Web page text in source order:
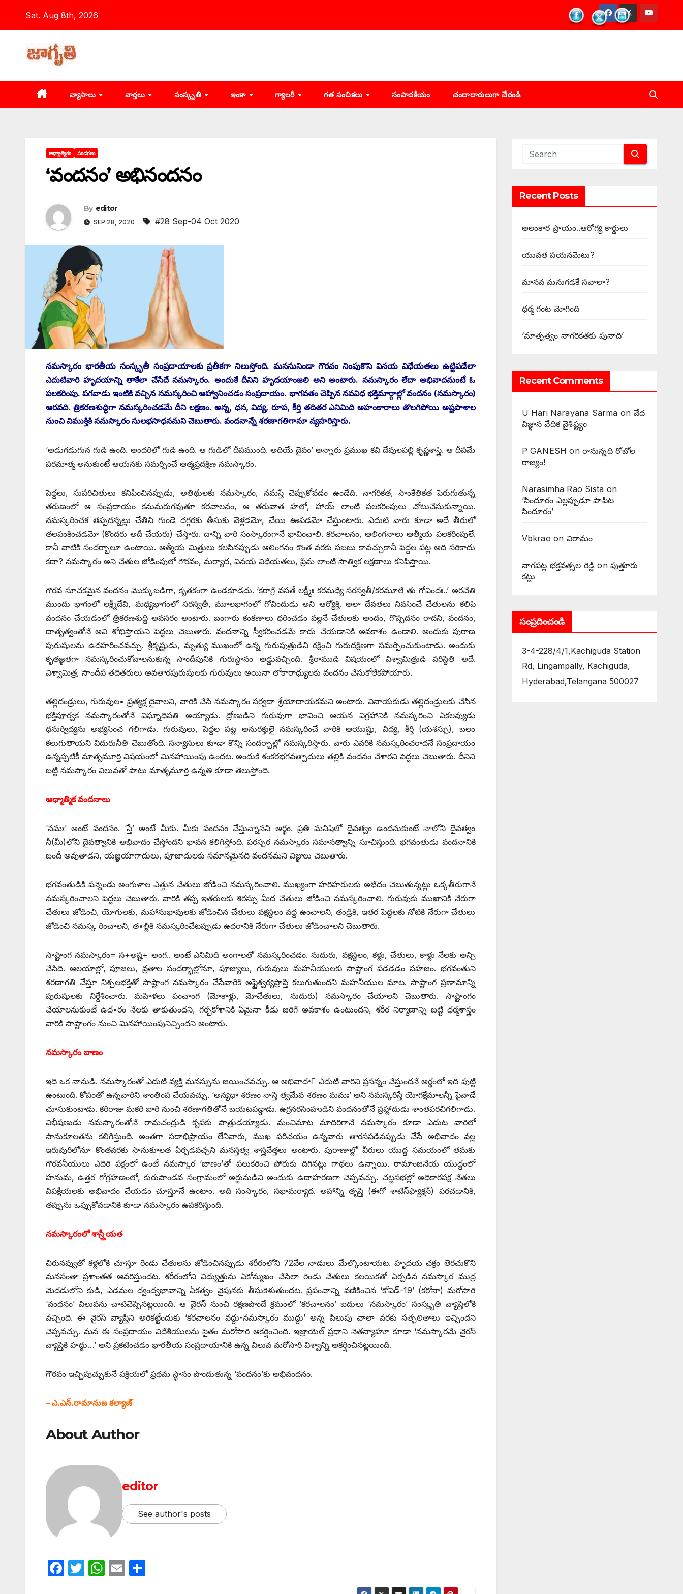
Sat. Aug 8th, 2026
వ్యాసాలు వార్తలు సంస్కృతి ఇంకా గ్యాలరీ గత సంచికలు సంపాదకీయం చందాదారులుగా చేరండి
ఆధ్యాత్మికం పండగలు
‘‌వందనం’ అభినందనం
By editor
SEP 28, 2020 #28 Sep-04 Oct 2020
నమస్కారం భారతీయ సంస్కృతీ సంప్రదాయాలకు ప్రతీకగా నిలుస్తోంది. మనసునిండా గౌరవం నింపుకొని వినయ విధేయతలు ఉట్టిపడేలా
ఎదుటివారి హృదయాన్ని తాకేలా చేసేదే నమస్కారం. అందుకే దీనిని హృదయాంజలి అని అంటారు. నమస్కారం లేదా అభివాదమంటే ఓ
పలకరింపు. పగవాడు ఇంటికి వచ్చిన నమస్కరించి ఆహ్వానించడం సంప్రదాయం. భాగవతం చెప్పిన నవవిధ భక్తిమార్గాల్లో వందనం (నమస్కారం)
ఆరవది. త్రికరణశుద్ధిగా నమస్కరించడమే దీని లక్షణం. అన్న, ధన, విద్య, రూప, కీర్తి తదితర ఎనిమిది అహంకారాలు తొలగిపోయి అష్టపాశాల
నుంచి విముక్తికి నమస్కారం సులభసాధనమని చెబుతారు. వందనాన్నే శరణాగతిగానూ వ్యహరిస్తారు.
‘అడుగడుగున గుడి ఉంది. అందరిలో గుడి ఉంది. ఆ గుడిలో దీపముంది. అదియే దైవం’ అన్నారు ప్రముఖ కవి దేవులపల్లి కృష్ణశాస్త్రి. ఆ దీపమే
పరమాత్మ అనుకుంటే ఆయనకు సమర్పించే ఆత్మప్రదక్షిణ నమస్కారం.
పెద్దలు, సుపరిచితులు కనిపించినప్పుడు, అతిథులకు నమస్కారం, నమస్తే చెప్పుకోవడం ఉండేది. నాగరికత, సాంకేతికత పెరుగుతున్న
తరుణంలో ఆ సంప్రదాయం కనుమరుగవుతూ కరచాలనం, ఆ తరువాత హలో, హాయ్‌ ‌లాంటి పలకరింపులు చోటుచేసుకున్నాయి.
నమస్కరించక తప్పదన్నట్లు చేతిని గుండె దగ్గరకు తీసుకు వెళ్లడమో, చేయి ఊపడమో చేస్తుంటారు. ఎదుటి వారు కూడా అదే తీరులో
తలపంకించడమో (కొందరు అదీ చేయరు) చేస్తారు. దాన్ని వారి సంస్కారంగానే భావించాలి. కరచాలనం, ఆలింగనాలు ఆత్మీయ పలకరింపులే.
కానీ వాటికి సందర్భాలూ ఉంటాయి. ఆత్మీయ మిత్రులు కలసినప్పుడు ఆలింగనం కొంత వరకు సబబు కావచ్చుకానీ పెద్దల పట్ల అది సరికాదు
కదా? నమస్కారం అని చేతుల జోడింపులో గౌరవం, మర్యాద, వినయ విధేయతలు, ప్రేమ లాంటి సాత్విక లక్షణాలు కనిపిస్తాయి.
గౌరవ సూచకమైన వందనం మొక్కుబడిగా, కృతకంగా ఉండకూడదు. ‘కరాగ్రే వసతే లక్ష్మీః కరమధ్యే సరస్వతీ/కరమూలే తు గోవిందః..’ అరచేతి
ముందు భాగంలో లక్ష్మీదేవి, మధ్యభాగంలో సరస్వతీ, మూలభాగంలో గోవిందుడు అని ఆర్యోక్తి. అలా దేవతలు నివసించే చేతులను కలిపి
వందనం చేయడంలో త్రికరణశుద్ధి అవసరం అంటారు. బంగారు కంకణాలు ధరించడం వల్లనే చేతులకు అందం, గొప్పదనం రాదని, వందనం,
దాతృత్వంతోనే అవి శోభిస్తాయని పెద్దలు చెబుతారు. వందనాన్ని స్వీకరించడమే కాదు చేయడానికి అవకాశం ఉండాలి. అందుకు పురాణ
పురుషులను ఉదహరించవచ్చు. శ్రీకృష్ణుడు, మృత్యు ముఖంలో ఉన్న గురుపుత్రుడిని రక్షించి గురుదక్షిణగా సమర్పించుకుంటాడు. అందుకు
కృతజ్ఞతగా నమస్కరించుకోవాలనుకున్న సాందీపునికి గురుస్థానం అడ్డువచ్చింది. శ్రీరాముడి విషయంలో విశ్వామిత్రుడి పరిస్థితి అదే.
విశ్వామిత్ర, సాందీప తదితరులు అవతారపురుషులకు గురువులు అయినా లోకారాధ్యులకు వందనం చేసుకోలేకపోయారు.
తల్లిదండ్రులు, గురువుల• ప్రత్యక్ష దైవాలని, వారికి చేసే నమస్కారం సర్వదా శ్రేయోదాయకమని అంటారు. వినాయకుడు తల్లిదండ్రులకు చేసిన
భక్తిపూర్వక నమస్కారంతోనే విఘ్నాధిపతి అయ్యాడు. ద్రోణుడిని గురువుగా భావించి ఆయన విగ్రహానికి నమస్కరించి ఏకలవ్యుడు
ధనుర్విద్యను అభ్యసించ గలిగాడు. గురువులు, పెద్దల పట్ల అనురక్తులై నమస్కరించే వారికి ఆయుష్షు, విద్య, కీర్తి (యశస్సు), బలం
కలుగుతాయని విదురునీతి చెబుతోంది. సన్యాసులు కూడా కొన్ని సందర్భాల్లో నమస్కరిస్తారు. వారు ఎవరికి నమస్కరించరాదనే సంప్రదాయం
ఉన్నప్పటికీ మాతృమూర్తి విషయంలో మినహాయింపు ఉందట. అందుకే శంకరభగవత్పాదులు తల్లికి వందనం చేశారని పెద్దలు చెబుతారు. దీనిని
బట్టి నమస్కారం విలువతో పాటు మాతృమూర్తి ఉన్నతి కూడా తెలుస్తోంది.
ఆధ్మాత్మిక వందనాలు
‘నమః’ అంటే వందనం. ‘స్తే’ అంటే మీకు. మీకు వందనం చేస్తున్నానని అర్థం. ప్రతి మనిషిలో దైవత్వం ఉందనుకుంటే నాలోని దైవత్వం
నీ(మీ)లోని దైవత్వానికి అభివాదం చేస్తోందని భావన కలిగిస్తోంది. పరస్పర నమస్కారం సమానత్వాన్ని సూచిస్తుంది. భగవంతుడు వందనానికి
బందీ అవుతాడని, యజ్ఞయాగాదులు, పూజాదులకు సమానమైనది వందనమని విజ్ఞులు చెబుతారు.
భగవంతుడికి పన్నెండు అంగుళాల ఎత్తున చేతులు జోడించి నమస్కరించాలి. ముఖ్యంగా హరిహరులకు అభేదం చెబుతున్నట్లు ఒక్కతీరుగానే
నమస్కరించాలని పెద్దలు చెబుతారు. వారికి తప్ప ఇతరులకు శిరస్సు మీద చేతులు జోడించి నమస్కరించాలి. గురువుకు ముఖానికి నేరుగా
చేతులు జోడించి, యోగులకు, మహానుభావులకు జోడించిన చేతులు వక్షస్థలం వద్ద ఉంచాలని, తండ్రికి, ఇతర పెద్దలకు నోటికి నేరుగా చేతులు
జోడించి నమస్క రించాలని, త•ల్లికి నమస్కరించేటప్పుడు ఉదరానికి నేరుగా చేతులు జోడించాలని చెబుతారు.
సాష్టాంగ నమస్కారం= స+అష్ట+ అంగ.. అంటే ఎనిమిది అంగాలతో నమస్కరించడం. నుదురు, వక్షస్థలం, కళ్లు, చేతులు, కాళ్లు నేలకు అన్చి
చేసేది. ఆలయాల్లో, పూజలు, వ్రతాల సందర్భాల్లోనూ, పూజ్యులు, గురువులు మహనీయులకు సాష్టాంగ పడడడం సహజం. భగవంతుని
శరణాగతి చేస్తూ నిశ్చలభక్తితో సాష్టాంగ నమస్కారం చేసేవారికి అష్టైశ్వర్యప్రాప్తి కలుగుతుందని మహనీయుల మాట. సాష్టాంగ ప్రణామాన్ని
పురుషులకు నిర్దేశించారు. మహిళలు పంచాంగ (మోకాళ్లు, మోచేతులు, నుదురు) నమస్కారం చేయాలని చెబుతారు. సాష్టాంగం
చేయాలనుకుంటే ఉద•రం నేలకు తాకుతుందని, గర్భకోశానికి ఏమైనా కీడు జరిగే అవకాశం ఉంటుందని, శరీర నిర్మాణాన్ని బట్టి ధర్మశాస్త్రం
వారికి సాష్టాంగం నుంచి మినహాయింపునిచ్చిందని అంటారు.
నమస్కారం బాణం
ఇది ఒక నానుడి. నమస్కారంతో ఎదుటి వ్యక్తి మనస్సును జయించవచ్చు. ఆ అభివాద•ం ఎదుటి వారిని ప్రసన్నం చేస్తుందనే అర్థంలో ఇది పుట్టి
ఉంటుంది. కోపంతో ఉన్నవారిని శాంతింప చేయవచ్చు. ‘అన్యధా శరణం నాస్తి త్వమేవ శరణం మమః’ అని నమస్కరిస్తే యోగక్షేమాలన్నీ పైవాడే
చూసుకుంటాడు. కరిరాజు మకరి బారి నుంచి శరణాగతితోనే బయటపడ్డాడు. ఉగ్రనరసింహుడిని వందనంతోనే ప్రహ్లాదుడు శాంతపరచిగలిగాడు.
విభీషణుడు నమస్కారంతోనే రామచంద్రుడి కృపకు పాత్రుడయ్యాడు. మంచిమాట మాదిరిగానే నమస్కారం కూడా ఎదుట వారిలో
సానుకూలతను కలిగిస్తుంది. అంతగా సదాభిప్రాయం లేనివారు, ముఖ పరిచయం ఉన్నవారు తారసపడినప్పుడు చేసే అభివాదం వల్ల
ఇరువురిలోనూ కొంతవరకు సానుకూలత ఏర్పడవచ్చని మనస్తత్వ శాస్త్రవేత్తలు అంటారు. పురాణాల్లో వీరులు యుద్ధ సమయంలో తమకు
గౌరవనీయులు ఎదిరి పక్షంలో ఉంటే నమస్కార ‘బాణం’తో పలుకరించి పోరుకు దిగినట్లు గాథలు ఉన్నాయి. రామాంజనేయ యుద్ధంలో
హనుమ, ఉత్తర గోగ్రహణంలో, కురుపాండవ సంగ్రామంలో అర్జునుడిని అందుకు ఉదాహరణగా చెప్పవచ్చు. చట్టసభల్లో అధికారపక్ష నేతలు
విపక్షీయలకు అభివాదం చేయడం చూస్తూనే ఉంటాం. అది సంస్కారం, సభామర్యాద. అహాన్ని తృప్తి (ఈగో శాటిస్‌ఫ్యాక్షన్‌) ‌పరచడానికి,
తప్పును ఒప్పుకోవడానికి కూడా నమస్కారం ఉపకరిస్తుంది.
నమస్కారంలో శాస్ర్తీయత
చిరునవ్వుతో కళ్లలోకి చూస్తూ రెండు చేతులను జోడించినప్పుడు శరీరంలోని 72వేల నాడులు మేల్కొంటాయట. హృదయ చక్రం తెరచుకొని
మనసంతా ప్రశాంతత ఆవరిస్తుందట. శరీరంలోని విద్యుత్తును ఏకోన్ముఖం చేసేలా రెండు చేతులు కలయికతో ఏర్పడిన నమస్కార ముద్ర
మెదడులోని కుడి, ఎడమల ద్వంద్వభావాన్ని ఏకత్వం వైపునకు తీసుకెళుతుందట. ప్రపంచాన్ని వణికించిన ‘కోవిడ్‌-19’ (‌కరోనా) మరోసారి
‘వందనం’ విలువను చాటిచెప్పినట్లయింది. ఆ వైరస్‌ ‌నుంచి రక్షణపొందే క్రమంలో ‘కరచాలనం’ బదులు ‘నమస్కారం’ సంస్కృతి వ్యాప్తిలోకి
వచ్చింది. ఈ వైరస్‌ ‌వ్యాప్తిని అరికట్టేందుకు ‘కరచాలనం వద్దు-నమస్కారం ముద్దు’ అన్న పిలుపు చాలా వరకు సత్ఫలితాలు ఇచ్చిందని
చెప్పవచ్చు. మన ఈ సంప్రదాయం విదేశీయులను సైతం మరోసారి ఆకర్షించింది. ఇజ్రాయెల్‌ ‌ప్రధాని నెతన్యాహూ కూడా ‘నమస్కారమే వైరస్‌
‌వ్యాప్తికి హద్దు…’ అని ప్రకటించడం భారతీయ సంప్రదాయానికి ఉన్న విలువ మరోసారి విశ్వాన్ని అకర్షించినట్లయింది.
గౌరవం ఇచ్చిపుచ్చుకునే పక్రియలో ప్రథమ స్థానం పొందుతున్న ‘వందనం’కు అభివందనం.
– ఎ.ఎన్‌.‌రామానుజ కల్యాణ్‌
About Author
editor
See author's posts
F
T
W E
Recent Posts
అలంకార ప్రాయం..ఆరోగ్య కార్డులు
యువత పయనమెటు?
మానవ మనుగడకే సవాలా?
ధర్మ గంట మోగింది
‘మాతృత్వం నాగరికతకు పునాది’
Recent Comments
U Hari Narayana Sarma on వేద
విజ్ఞాన వేదిక వైశిష్ట్యం
P GANESH on ‌రానున్నది రోబోల
రాజ్యం!
Narasimha Rao Sista on
‘సిందూరం ఎల్లప్పుడూ పాపిట
సిందూరం’
Vbkrao on విరామం
నాగపట్ల భక్తవత్సల రెడ్డి on పుత్తూరు
కట్టు
సంప్రదించండి
3-4-228/4/1,Kachiguda Station
Rd, Lingampally, Kachiguda,
Hyderabad,Telangana 500027